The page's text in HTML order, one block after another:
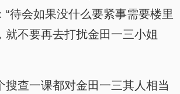
“待会如果没什么要紧事需要楼里
就不要再去打扰金田一三小姐
搜查一课都对金田一三其人相当